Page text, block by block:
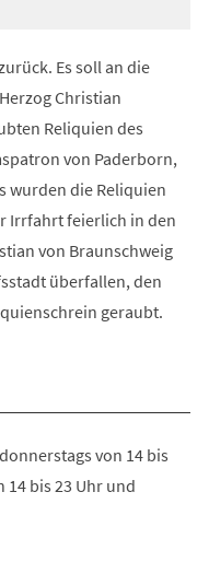
Es soll an die
Christian
Reliquien des
von Paderborn,
wurden die Reliquien
Irrfahrt feierlich in den
von Braunschweig
überfallen, den
geraubt.
von 14 bis
14 bis 23 Uhr und